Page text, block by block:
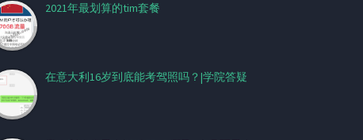
2021年最划算的tim套餐
在意大利16岁到底能考驾照吗？|学院答疑